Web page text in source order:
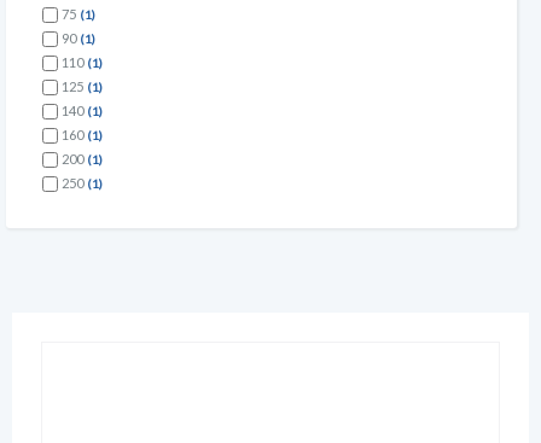
75 (1)
90 (1)
110 (1)
125 (1)
140 (1)
160 (1)
200 (1)
250 (1)